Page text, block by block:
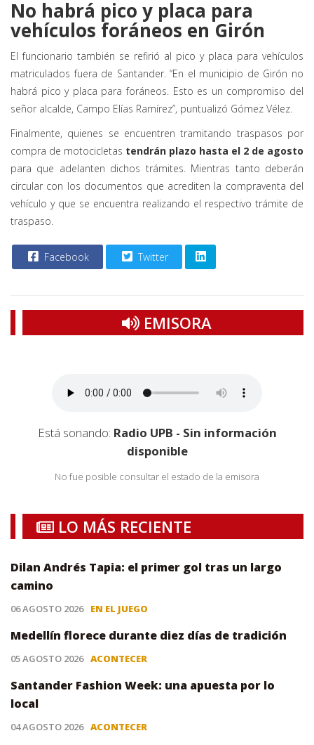
No habrá pico y placa para
vehículos foráneos en Girón
El funcionario también se refirió al pico y placa para vehículos
matriculados fuera de Santander. “En el municipio de Girón no
habrá pico y placa para foráneos. Esto es un compromiso del
señor alcalde, Campo Elías Ramírez”, puntualizó Gómez Vélez.
Finalmente, quienes se encuentren tramitando traspasos por
compra de motocicletas tendrán plazo hasta el 2 de agosto
para que adelanten dichos trámites. Mientras tanto deberán
circular con los documentos que acrediten la compraventa del
vehículo y que se encuentra realizando el respectivo trámite de
traspaso.
Facebook Twitter
EMISORA
Está sonando: Radio UPB - Sin información
disponible
No fue posible consultar el estado de la emisora
LO MÁS RECIENTE
Dilan Andrés Tapia: el primer gol tras un largo
camino
06 AGOSTO 2026 EN EL JUEGO
Medellín florece durante diez días de tradición
05 AGOSTO 2026 ACONTECER
Santander Fashion Week: una apuesta por lo
local
04 AGOSTO 2026 ACONTECER